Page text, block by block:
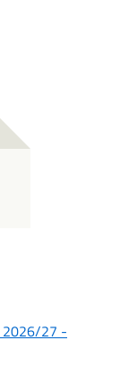
2026/27 -